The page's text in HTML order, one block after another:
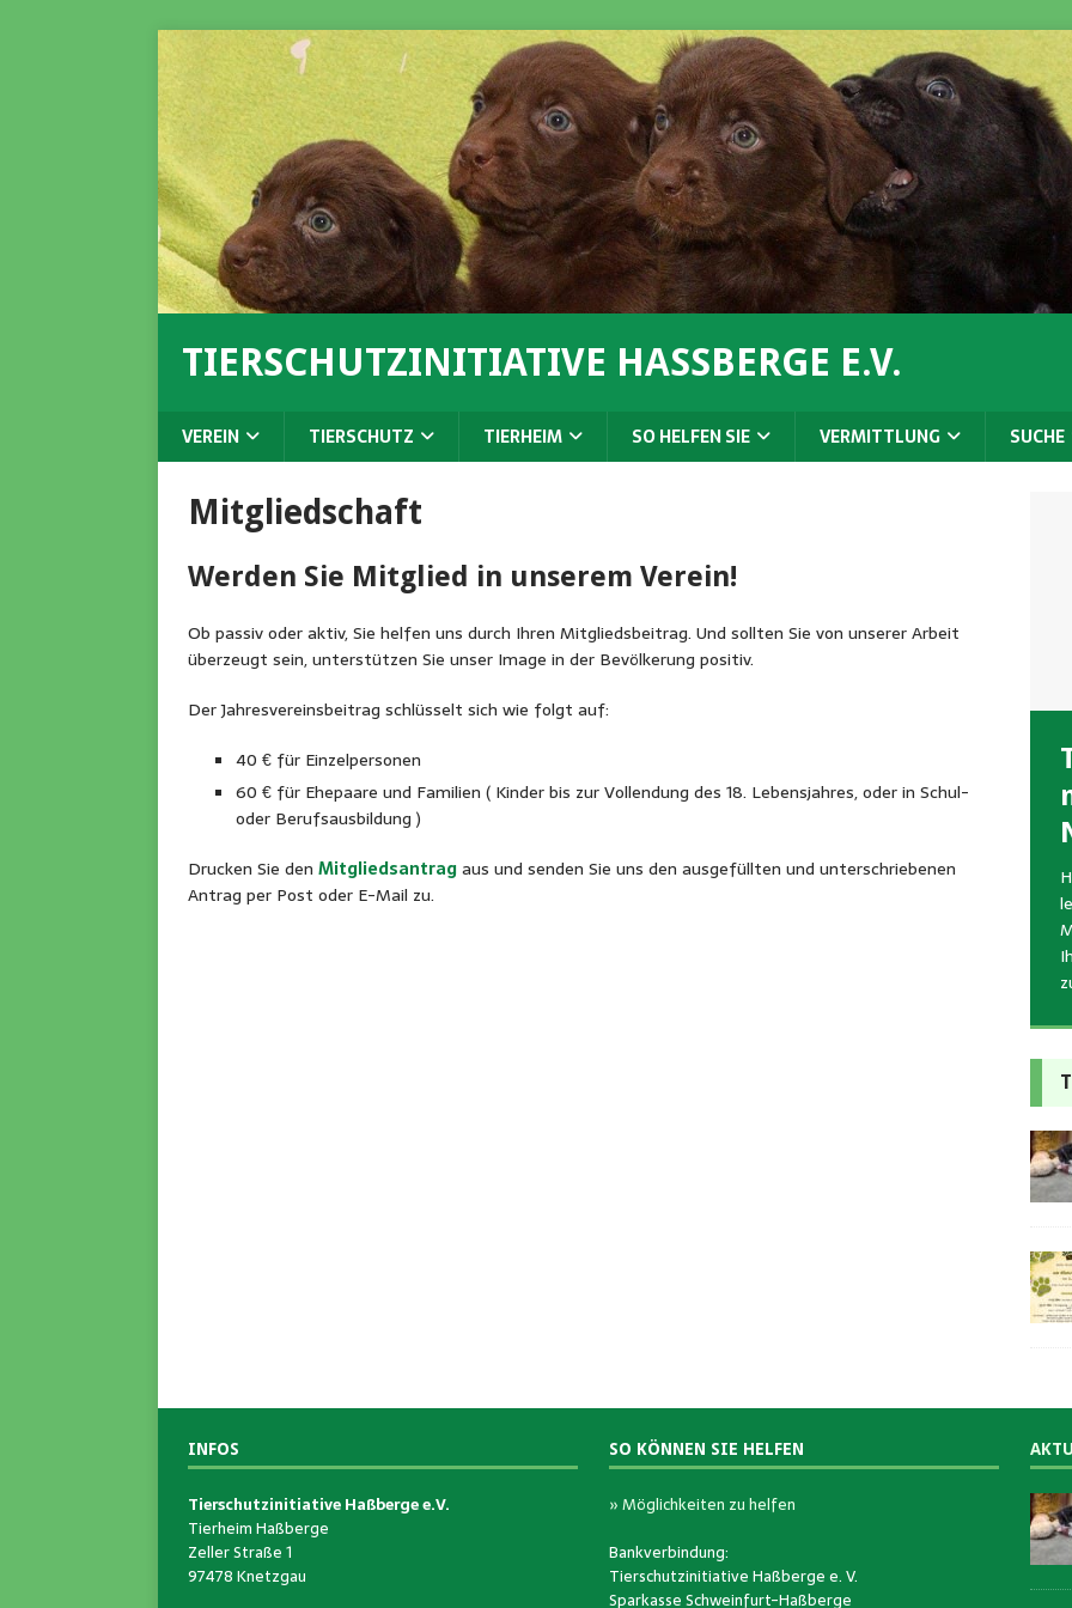
TIERSCHUTZINITIATIVE HASSBERGE E.V.
VEREIN TIERSCHUTZ TIERHEIM SO HELFEN SIE VERMITTLUNG SUCHE
Mitgliedschaft
Werden Sie Mitglied in unserem Verein!
Ob passiv oder aktiv, Sie helfen uns durch Ihren Mitgliedsbeitrag. Und sollten Sie von unserer Arbeit
überzeugt sein, unterstützen Sie unser Image in der Bevölkerung positiv.
Der Jahresvereinsbeitrag schlüsselt sich wie folgt auf:
40 € für Einzelpersonen
60 € für Ehepaare und Familien ( Kinder bis zur Vollendung des 18. Lebensjahres, oder in Schul-
oder Berufsausbildung )
Drucken Sie den Mitgliedsantragaus und senden Sie uns den ausgefüllten und unterschriebenen
Antrag per Post oder E-Mail zu.
INFOS
Tierschutzinitiative Haßberge e.V.
Tierheim Haßberge
Zeller Straße 1
97478 Knetzgau
SO KÖNNEN SIE HELFEN
» Möglichkeiten zu helfen
Bankverbindung:
Tierschutzinitiative Haßberge e. V.
Sparkasse Schweinfurt-Haßberge